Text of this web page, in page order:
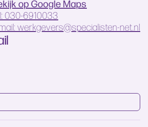
op Google Maps
030-6910033
werkgevers@specialisten-net.nl